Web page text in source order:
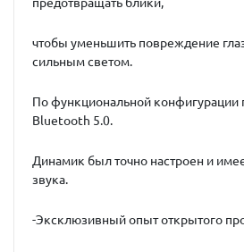
чтобы уменьшить повреждение
сильным светом.
По функциональной конфигурации
Bluetooth 5.0.
Динамик был точно настроен и
звука.
-Эксклюзивный опыт открытого